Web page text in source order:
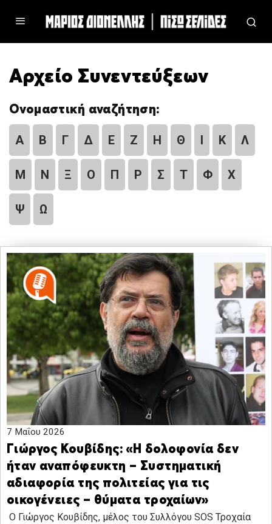
Αρχείο Συνεντεύξεων
Ονομαστική αναζήτηση:
Α Β Γ Δ Ε Ζ Η Θ Ι Κ Λ
Μ Ν Ξ Ο Π Ρ Σ Τ Φ Χ
Ψ Ω
7 Μαΐου 2026
Γιώργος Κουβίδης: «Η δολοφονία δεν
ήταν αναπόφευκτη – Συστηματική
αδιαφορία της πολιτείας για τις
οικογένειες – θύματα τροχαίων»
Ο Γιώργος Κουβίδης, μέλος του Συλλόγου SOS Τροχαία